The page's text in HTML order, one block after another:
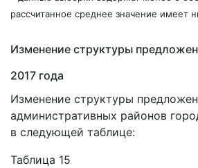
рассчитанное среднее значение имеет
Изменение структуры
2017 года
Изменение структуры
административных районов
в следующей таблице:
Таблица 15